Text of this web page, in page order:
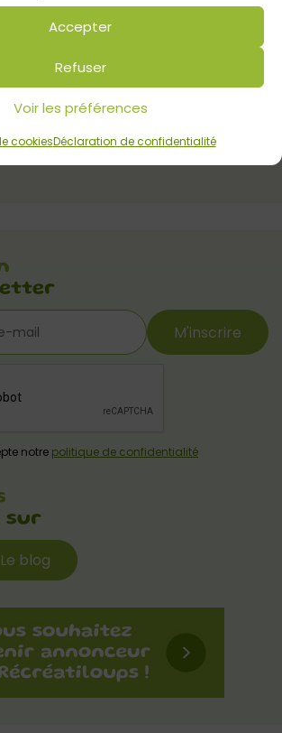
Accepter
Refuser
Voir les préférences
cookiesDéclaration de confidentialité
bonheurs en famille
M'inscrire
notre politique de confidentialité
sur
Le blog